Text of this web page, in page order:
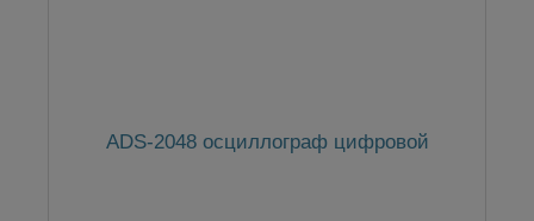
ADS-2048 осциллограф цифровой